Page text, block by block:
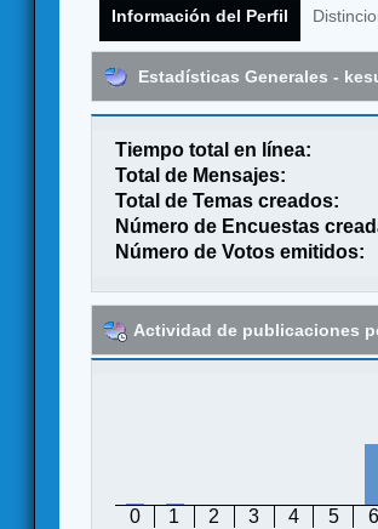
Información del Perfil
Estadísticas Generales -
Tiempo total en línea:
Total de Mensajes:
Total de Temas creados:
Número de Encuestas
Número de Votos emitidos:
Actividad de publicaciones
0 1 2 3 4 5 6